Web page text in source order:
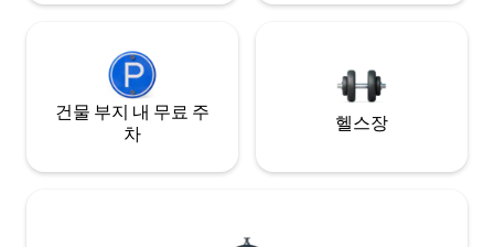
건물 부지 내 무료 주
차
헬스장